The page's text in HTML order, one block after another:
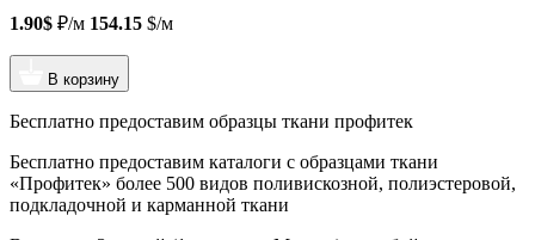
1.90$ ₽/м 154.15 $/м
В корзину
Бесплатно предоставим образцы ткани профитек
Бесплатно предоставим каталоги с образцами ткани
«Профитек» более 500 видов поливискозной, полиэстеровой,
подкладочной и карманной ткани